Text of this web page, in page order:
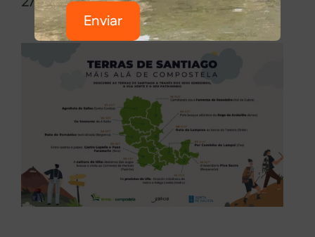
Enviar